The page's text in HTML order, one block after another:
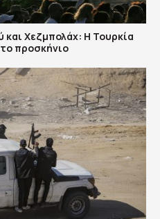
Χεζμπολάχ: Η Τουρκία
προσκήνιο